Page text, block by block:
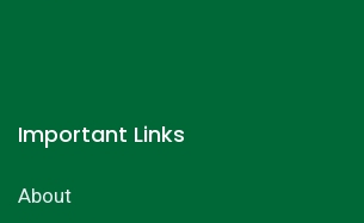
Important Links
About